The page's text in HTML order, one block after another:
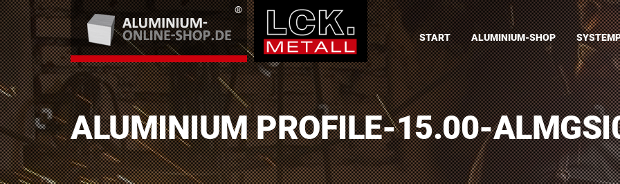
START ALUMINIUM-SHOP
ALUMINIUM PROFILE-15.00-